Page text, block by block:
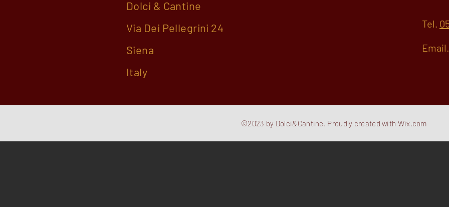
Dolci & Cantine
Via Dei Pellegrini 24
Siena
Italy
Tel.
Email.
©2023 by Dolci&Cantine. Proudly created with Wix.com